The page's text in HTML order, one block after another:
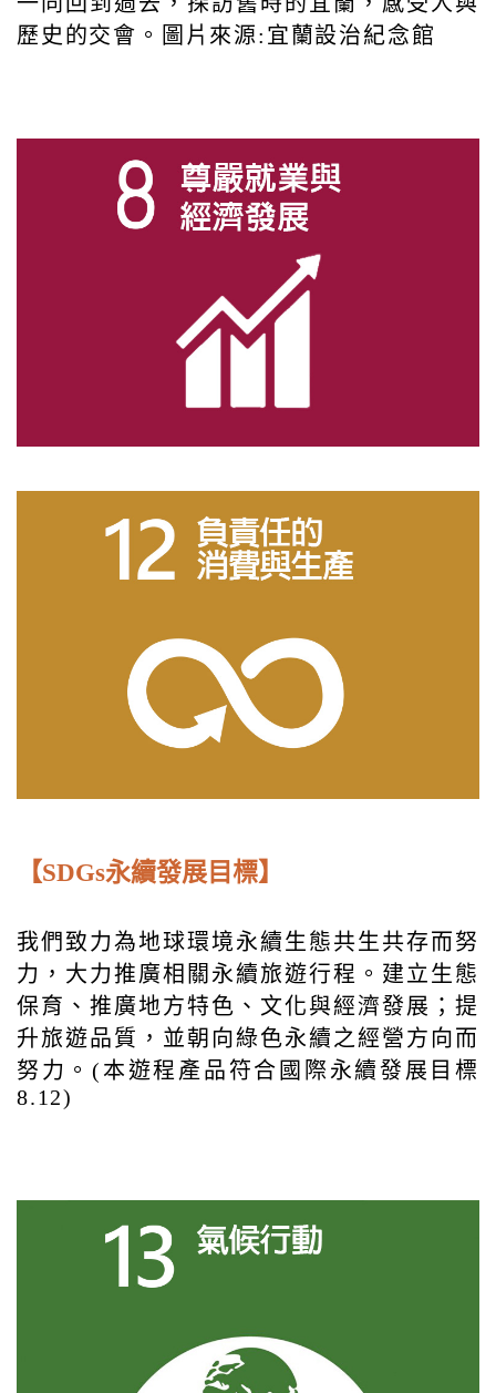
歷史的交會。圖片來源:宜蘭設治紀念館
【SDGs永續發展目標】
我們致力為地球環境永續生態共生共存而努
力，大力推廣相關永續旅遊行程。建立生態
保育、推廣地方特色、文化與經濟發展；提
升旅遊品質，並朝向綠色永續之經營方向而
努力。(本遊程產品符合國際永續發展目標
8.12)